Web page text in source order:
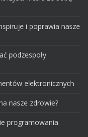
i poprawia nasze
podzespoły
elektronicznych
nasze zdrowie?
programowania